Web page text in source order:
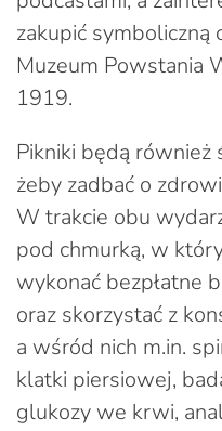
zakupić symboliczną
Muzeum Powstania
1919.
Pikniki będą również
żeby zadbać o
W trakcie obu
pod chmurką, w
wykonać bezpłatne
oraz skorzystać z
a wśród nich m.in.
klatki piersiowej,
glukozy we krwi,